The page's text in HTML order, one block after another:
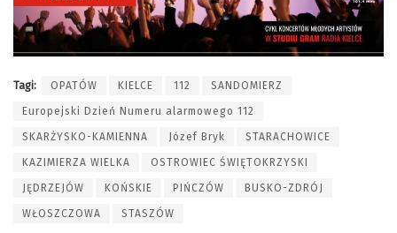
Tagi: OPATÓW KIELCE 112 SANDOMIERZ
Europejski Dzień Numeru alarmowego 112
SKARŻYSKO-KAMIENNA Józef Bryk STARACHOWICE
KAZIMIERZA WIELKA OSTROWIEC ŚWIĘTOKRZYSKI
JĘDRZEJÓW KOŃSKIE PIŃCZÓW BUSKO-ZDRÓJ
WŁOSZCZOWA STASZÓW